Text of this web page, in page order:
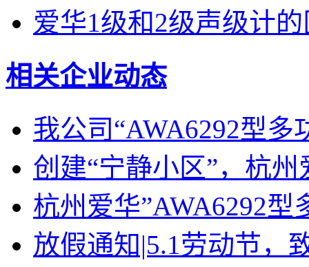
爱华1级和2级声级计
相关企业动态
我公司“AWA6292型多
创建“宁静小区”，杭
杭州爱华”AWA6292型
放假通知|5.1劳动节，